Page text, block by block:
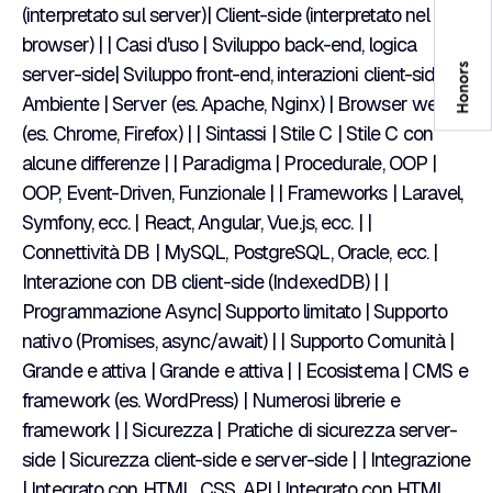
(interpretato sul server)| Client-side (interpretato nel
browser) | | Casi d'uso | Sviluppo back-end, logica
server-side| Sviluppo front-end, interazioni client-side| |
Ambiente | Server (es. Apache, Nginx) | Browser web
(es. Chrome, Firefox) | | Sintassi | Stile C | Stile C con
alcune differenze | | Paradigma | Procedurale, OOP |
OOP, Event-Driven, Funzionale | | Frameworks | Laravel,
Symfony, ecc. | React, Angular, Vue.js, ecc. | |
Connettività DB | MySQL, PostgreSQL, Oracle, ecc. |
Interazione con DB client-side (IndexedDB) | |
Programmazione Async| Supporto limitato | Supporto
nativo (Promises, async/await) | | Supporto Comunità |
Grande e attiva | Grande e attiva | | Ecosistema | CMS e
framework (es. WordPress) | Numerosi librerie e
framework | | Sicurezza | Pratiche di sicurezza server-
side | Sicurezza client-side e server-side | | Integrazione